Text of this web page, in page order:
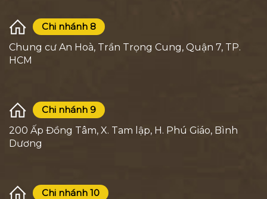
Chi nhánh 8
Chung cư An Hoà, Trần Trọng Cung, Quận 7, TP.
HCM
Chi nhánh 9
200 Ấp Đồng Tâm, X. Tam lập, H. Phú Giáo, Bình
Dương
Chi nhánh 10